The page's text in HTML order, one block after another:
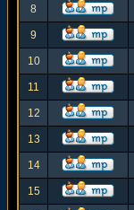
8
9
10
11
12
13
14
15